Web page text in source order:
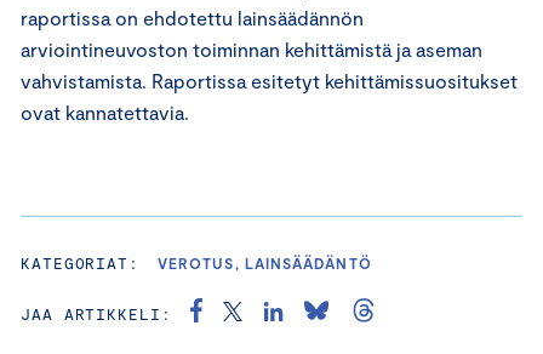
raportissa on ehdotettu lainsäädännön
arviointineuvoston toiminnan kehittämistä ja aseman
vahvistamista. Raportissa esitetyt kehittämissuositukset
ovat kannatettavia.
KATEGORIAT: VEROTUS, LAINSÄÄDÄNTÖ
JAA ARTIKKELI: